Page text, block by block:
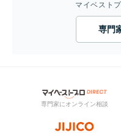
マイベスト
専門
専門家にオンライン相談